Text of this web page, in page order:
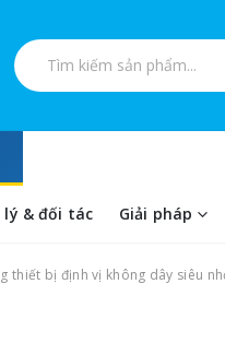
Tìm kiếm sản phẩm
lý & đối tác Giải pháp
thiết bị định vị không dây siêu